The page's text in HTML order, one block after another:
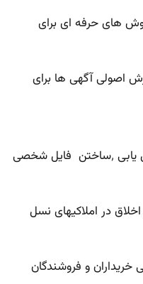
های حرفه ای برای
اصولی آگهی ها برای
فایل یابی و روش های مختلف فایل یابی ٬ساختن فایل شخصی
در املاکیهای نسل
و فروشندگان